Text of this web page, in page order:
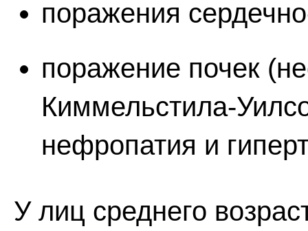
поражения
поражение почек
Киммельстила-
нефропатия и
У лиц среднего